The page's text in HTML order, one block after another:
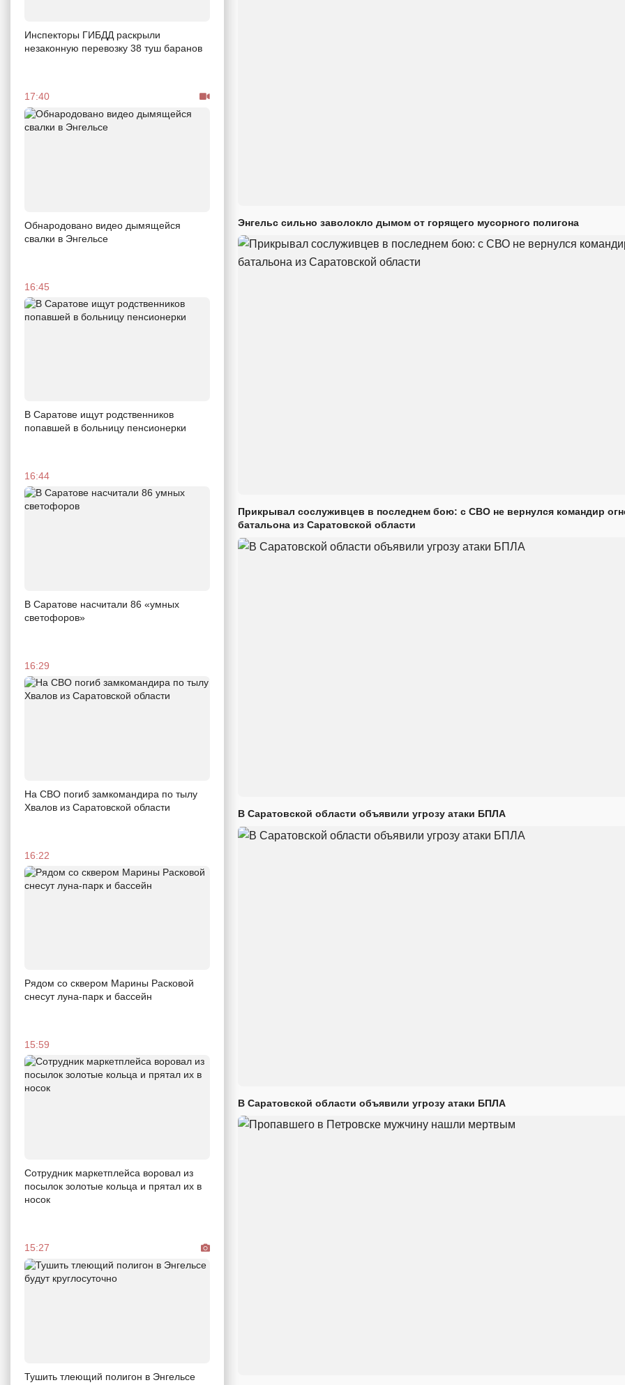
Инспекторы ГИБДД раскрыли
незаконную перевозку 38 туш баранов
17:40
Обнародовано видео дымящейся
свалки в Энгельсе
16:45
В Саратове ищут родственников
попавшей в больницу пенсионерки
16:44
В Саратове насчитали 86 «умных
светофоров»
16:29
На СВО погиб замкомандира по тылу
Хвалов из Саратовской области
16:22
Рядом со сквером Марины Расковой
снесут луна-парк и бассейн
15:59
Сотрудник маркетплейса воровал из
посылок золотые кольца и прятал их в
носок
15:27
Тушить тлеющий полигон в Энгельсе
Энгельс сильно заволокло дымом от горящего мусорного полигона
Прикрывал сослуживцев в последнем бою: с СВО не вернулся командир
батальона из Саратовской области
В Саратовской области объявили угрозу атаки БПЛА
В Саратовской области объявили угрозу атаки БПЛА